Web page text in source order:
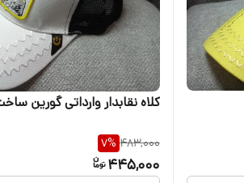
کلاه نقابدار وارداتی گورین
483,000
7%
445,000